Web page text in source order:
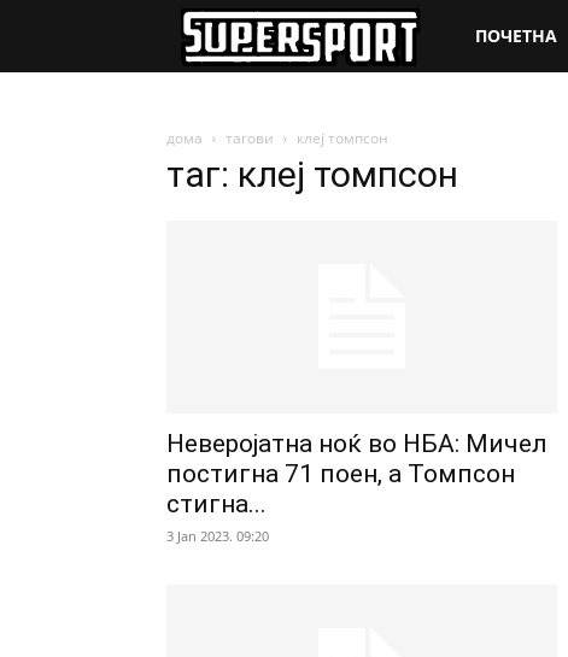
SuperSport.mk
ПОЧЕТНА
дома тагови клеј томпсон
таг: клеј томпсон
Неверојатна ноќ во НБА: Мичел
постигна 71 поен, а Томпсон
стигна...
3 Jan 2023. 09:20